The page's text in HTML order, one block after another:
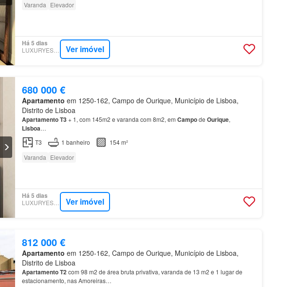
Varanda Elevador
Há 5 dias
LUXURYESTATE Ver imóvel
680 000 €
Apartamento em 1250-162, Campo de Ourique, Município de Lisboa,
Distrito de Lisboa
ApartamentoT3+ 1, com 145m2 e varanda com 8m2, em Campode Ourique,
Lisboa…
T3
1 banheiro
154 m²
Varanda Elevador
Há 5 dias
LUXURYESTATE Ver imóvel
812 000 €
Apartamento em 1250-162, Campo de Ourique, Município de Lisboa,
Distrito de Lisboa
ApartamentoT2com 98 m2 de área bruta privativa, varanda de 13 m2 e 1 lugar de
estacionamento, nas Amoreiras…